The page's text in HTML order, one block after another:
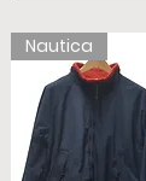
Nautica